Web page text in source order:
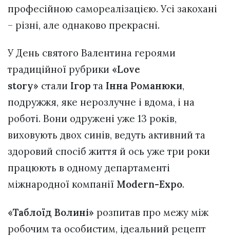
професійною самореалізацією. Усі закохані
– різні, але однаково прекрасні.
У День святого Валентина героями
традиційної рубрики «Love
story» стали Ігор та Інна Романюки,
подружжя, яке нерозлучне і вдома, і на
роботі. Вони одружені уже 13 років,
виховують двох синів, ведуть активний та
здоровий спосіб життя й ось уже три роки
працюють в одному департаменті
міжнародної компанії Modern-Expo.
«Таблоїд Волині» розпитав про межу між
робочим та особистим, ідеальний рецепт